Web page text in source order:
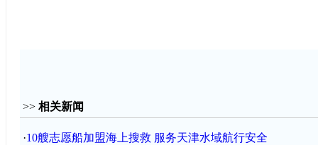
>> 相关新闻
·10艘志愿船加盟海上搜救 服务天津水域航行安全